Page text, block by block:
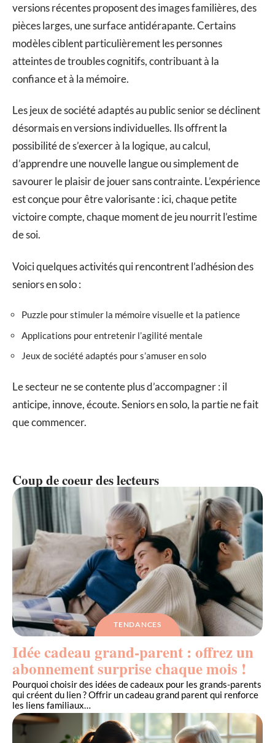
versions récentes proposent des images familières, des
pièces larges, une surface antidérapante. Certains
modèles ciblent particulièrement les personnes
atteintes de troubles cognitifs, contribuant à la
confiance et à la mémoire.
Les jeux de société adaptés au public senior se déclinent
désormais en versions individuelles. Ils offrent la
possibilité de s’exercer à la logique, au calcul,
d’apprendre une nouvelle langue ou simplement de
savourer le plaisir de jouer sans contrainte. L’expérience
est conçue pour être valorisante : ici, chaque petite
victoire compte, chaque moment de jeu nourrit l’estime
de soi.
Voici quelques activités qui rencontrent l’adhésion des
seniors en solo :
Puzzle pour stimuler la mémoire visuelle et la patience
Applications pour entretenir l’agilité mentale
Jeux de société adaptés pour s’amuser en solo
Le secteur ne se contente plus d’accompagner : il
anticipe, innove, écoute. Seniors en solo, la partie ne fait
que commencer.
Coup de coeur des lecteurs
TENDANCES
Idée cadeau grand-parent : offrez un
abonnement surprise chaque mois !
Pourquoi choisir des idées de cadeaux pour les grands-parents
qui créent du lien ? Offrir un cadeau grand parent qui renforce
les liens familiaux…